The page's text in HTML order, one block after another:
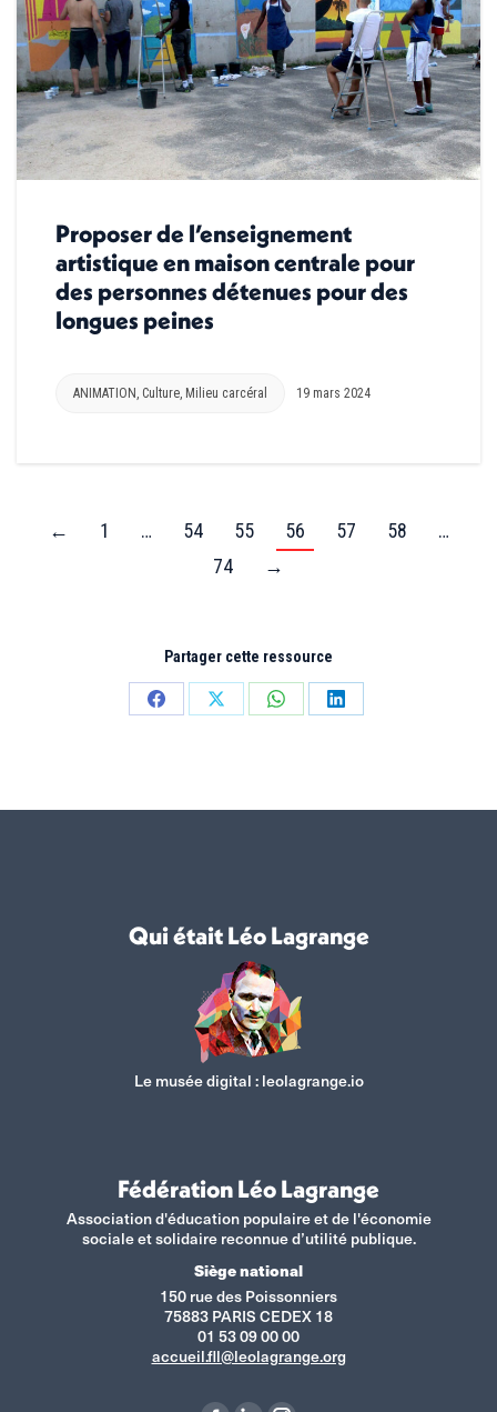
Proposer de l’enseignement
artistique en maison centrale pour
des personnes détenues pour des
longues peines
ANIMATION Culture Milieu carcéral 19 mars 2024
← 1 … 54 55 56 57 58
…
74
→
Partager cette ressource
PartagerPartagerPartagerPartager
Qui était Léo Lagrange
Le musée digital : leolagrange.io
Fédération Léo Lagrange
Association d'éducation populaire et de l'économie
sociale et solidaire reconnue d’utilité publique.
Siège national
150 rue des Poissonniers
75883 PARIS CEDEX 18
01 53 09 00 00
accueil.fll@leolagrange.org